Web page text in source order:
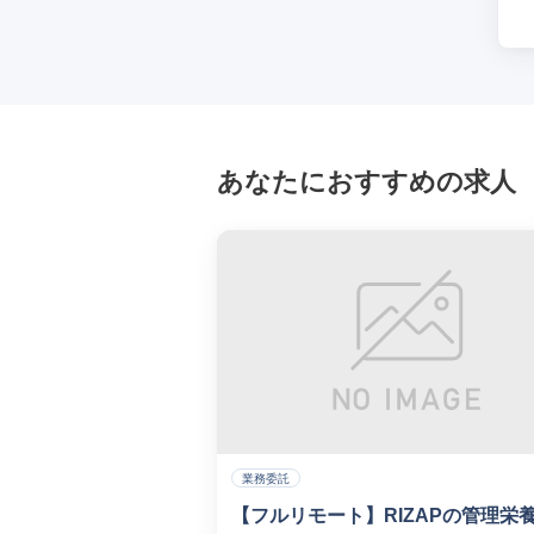
あなたにおすすめの求人
業務委託
【フルリモート】RIZAPの管理栄